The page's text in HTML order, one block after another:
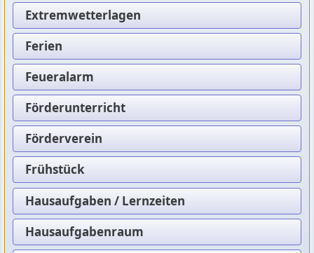
Extremwetterlagen
Ferien
Feueralarm
Förderunterricht
Förderverein
Frühstück
Hausaufgaben / Lernzeiten
Hausaufgabenraum